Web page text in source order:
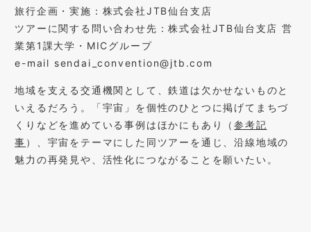
旅行企画・実施：株式会社JTB仙台支店
ツアーに関する問い合わせ先：株式会社JTB仙台支店 営
業第1課大学・MICグループ
e-mail sendai_convention@jtb.com
地域を支える交通機関として、鉄道は欠かせないものと
いえるだろう。「宇宙」を個性のひとつに掲げてまちづ
くりなどを進めている事例はほかにもあり（参考記
事 ）、宇宙をテーマにした同ツアーを通じ、沿線地域の
魅力の再発見や、活性化につながることを願いたい。